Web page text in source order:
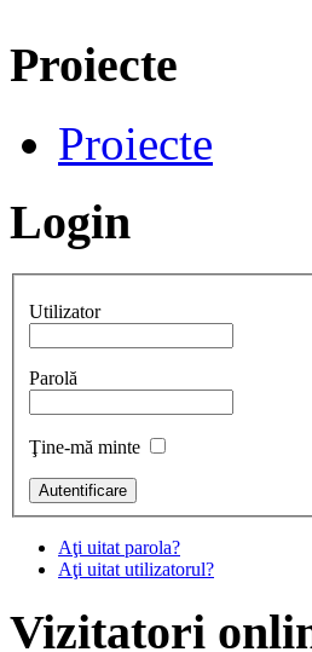
Proiecte
Proiecte
Login
Utilizator
Parolă
Ţine-mă minte
Aţi uitat parola?
Aţi uitat utilizatorul?
Vizitatori